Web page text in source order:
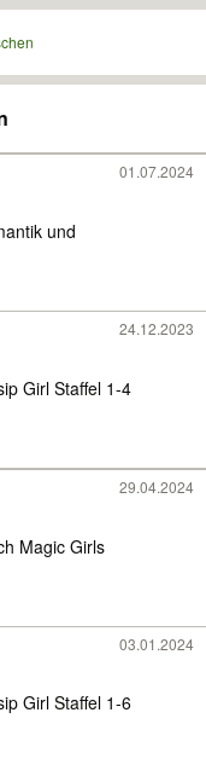
01.07.2024
und
24.12.2023
Girl Staffel 1-4
29.04.2024
Magic Girls
03.01.2024
Girl Staffel 1-6